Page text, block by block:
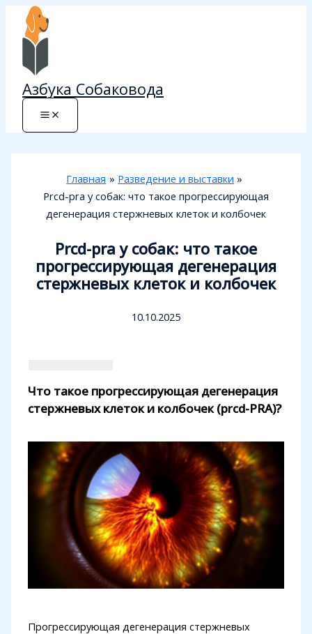
Перейти
содержимому
Азбука Собаковода
Главная
Разведение и выставки
Prcd-pra у собак: что такое прогрессирующая
дегенерация стержневых клеток и колбочек
Prcd-pra у собак: что такое
прогрессирующая дегенерация
стержневых клеток и колбочек
10.10.2025
Что такое прогрессирующая дегенерация
стержневых клеток и колбочек (prcd-PRA)?
Прогрессирующая дегенерация стержневых